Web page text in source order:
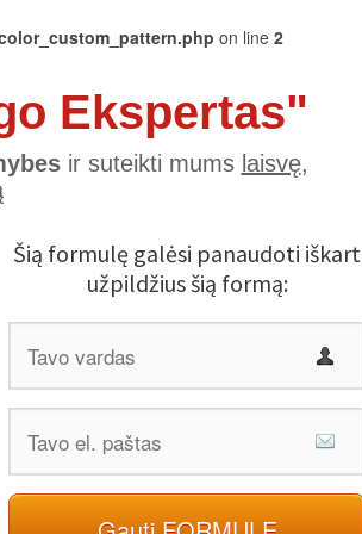
on line 2
Ekspertas"
ir suteikti mums laisvę,
Šią formulę galėsi panaudoti iškart
užpildžius šią formą: